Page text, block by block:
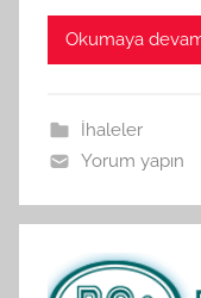
Okumaya
İhaleler
Yorum yapın